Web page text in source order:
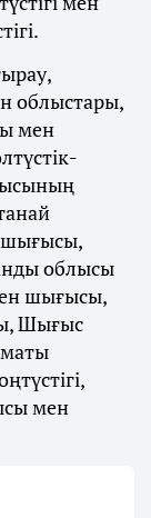
облыстары,
мен
шығысы,
облысы
шығысы,
Шығыс
мен